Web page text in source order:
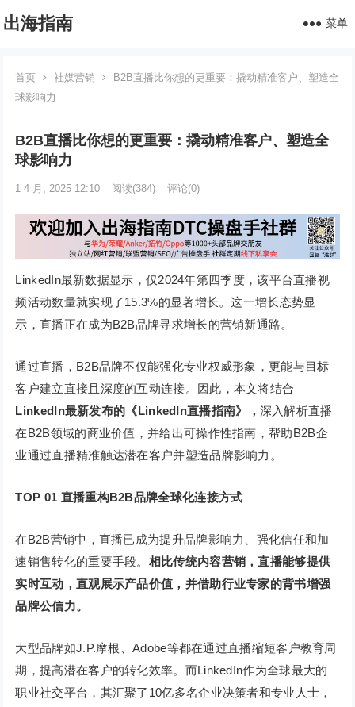
出海指南 菜单
首页 社媒营销
B2B直播比你想的更重要：撬动精准客户、塑造全
球影响力
B2B直播比你想的更重要：撬动精准客户、塑造全
球影响力
1 4 月, 2025 12:10 阅读(384) 评论(0)
LinkedIn最新数据显示，仅2024年第四季度，该平台直播视
频活动数量就实现了15.3%的显著增长。这一增长态势显
示，直播正在成为B2B品牌寻求增长的营销新通路。
通过直播，B2B品牌不仅能强化专业权威形象，更能与目标
客户建立直接且深度的互动连接。因此，本文将结合
LinkedIn最新发布的《LinkedIn直播指南》， 深入解析直播
在B2B领域的商业价值，并给出可操作性指南，帮助B2B企
业通过直播精准触达潜在客户并塑造品牌影响力。
TOP 01 直播重构B2B品牌全球化连接方式
在B2B营销中，直播已成为提升品牌影响力、强化信任和加
速销售转化的重要手段。 相比传统内容营销，直播能够提供
实时互动，直观展示产品价值，并借助行业专家的背书增强
品牌公信力。
大型品牌如J.P.摩根、Adobe等都在通过直播缩短客户教育周
期，提高潜在客户的转化效率。而LinkedIn作为全球最大的
职业社交平台，其汇聚了10亿多名企业决策者和专业人士，